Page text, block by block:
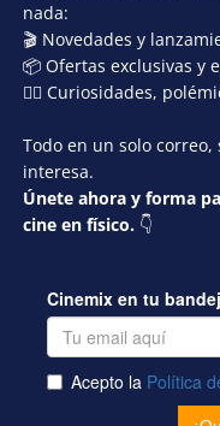
nada:
🎬 Novedades y
📦 Ofertas exclusivas y
🕵️‍♂️ Curiosidades,
Todo en un solo
interesa.
Únete ahora y forma
cine en físico. 👇